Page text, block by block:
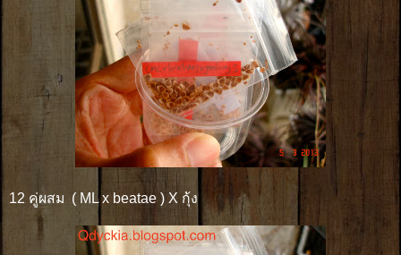
12 คู่ผสม ( ML x beatae ) X กุ้ง